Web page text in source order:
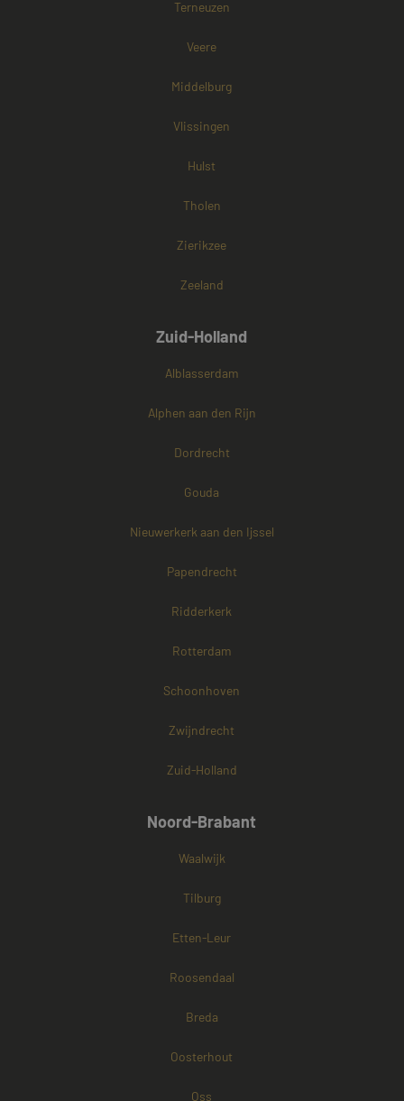
Terneuzen
Veere
Middelburg
Vlissingen
Hulst
Tholen
Zierikzee
Zeeland
Zuid-Holland
Alblasserdam
Alphen aan den Rijn
Dordrecht
Gouda
Nieuwerkerk aan den Ijssel
Papendrecht
Ridderkerk
Rotterdam
Schoonhoven
Zwijndrecht
Zuid-Holland
Noord-Brabant
Waalwijk
Tilburg
Etten-Leur
Roosendaal
Breda
Oosterhout
Oss